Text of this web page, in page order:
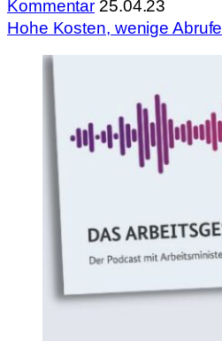
Kommentar 25.04.23
Hohe Kosten, wenige Abrufe